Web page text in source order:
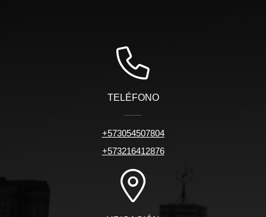
TELÉFONO
+573054507804
+573216412876